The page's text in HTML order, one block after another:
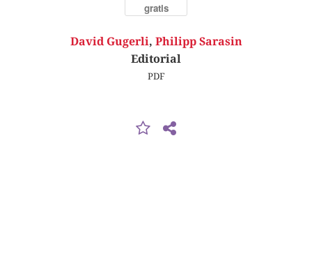
gratis
David Gugerli, Philipp Sarasin
Editorial
PDF